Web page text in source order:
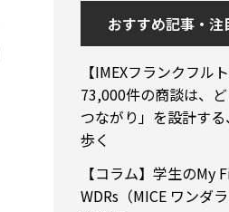
おすすめ記事・注
【IMEXフランクフル
73,000件の商談は、
つながり」を設計す
歩く
【コラム】学生のMy
WDRs（MICE ワンダ